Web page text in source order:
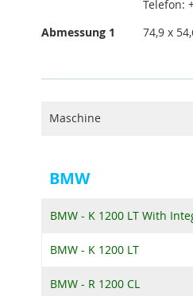
Telefon:
Abmessung 1
74,9 x
Maschine
BMW
BMW - K 1200 LT With
BMW - K 1200 LT
BMW - R 1200 CL